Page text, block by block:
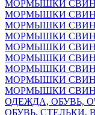
МОРМЫШКИ
МОРМЫШКИ
МОРМЫШКИ
МОРМЫШКИ
МОРМЫШКИ
МОРМЫШКИ
МОРМЫШКИ
МОРМЫШКИ
МОРМЫШКИ
ОДЕЖДА, ОБУВЬ,
ОБУВЬ, СТЕЛЬКИ,